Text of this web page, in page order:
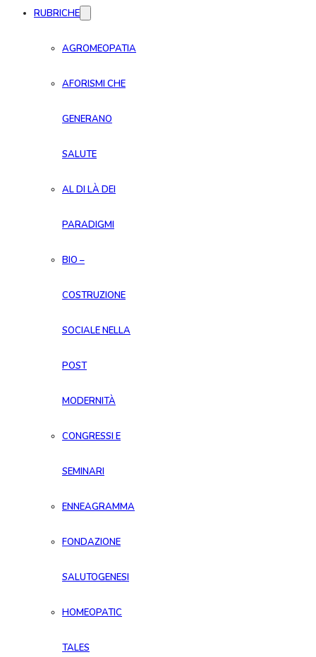
RUBRICHE
AGROMEOPATIA
AFORISMI CHE
GENERANO
SALUTE
AL DI LÀ DEI
PARADIGMI
BIO –
COSTRUZIONE
SOCIALE NELLA
POST
MODERNITÀ
CONGRESSI E
SEMINARI
ENNEAGRAMMA
FONDAZIONE
SALUTOGENESI
HOMEOPATIC
TALES